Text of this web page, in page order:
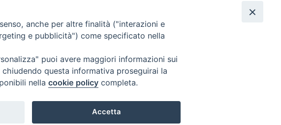
anche per altre finalità ("interazioni e
e pubblicità") come specificato nella
puoi avere maggiori informazioni sui
questa informativa proseguirai la
nella cookie policy completa.
Accetta